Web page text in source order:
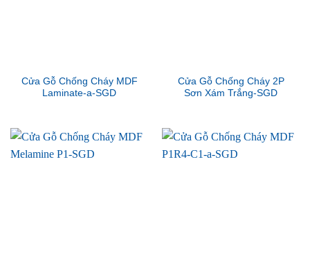
Cửa Gỗ Chống Cháy MDF
Laminate-a-SGD
Cửa Gỗ Chống Cháy 2P
Sơn Xám Trắng-SGD